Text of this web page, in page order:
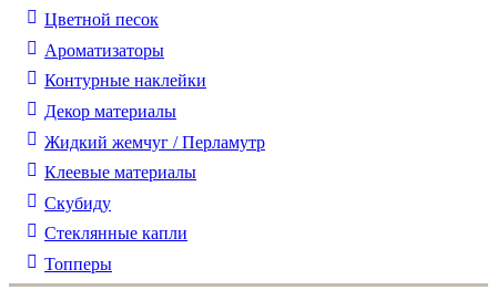
Цветной песок
Ароматизаторы
Контурные наклейки
Декор материалы
Жидкий жемчуг / Перламутр
Клеевые материалы
Скубиду
Стеклянные капли
Топперы